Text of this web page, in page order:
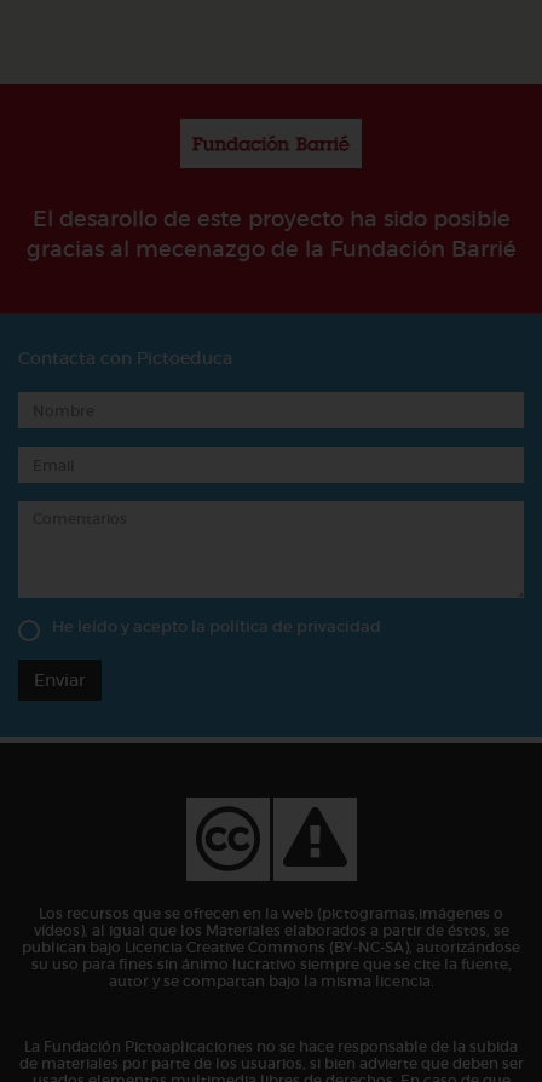
El desarollo de este proyecto ha sido posible
gracias al mecenazgo de la Fundación Barrié
Contacta con Pictoeduca
He leído y acepto la política de privacidad
Enviar
Los recursos que se ofrecen en la web (pictogramas,imágenes o
vídeos), al igual que los Materiales elaborados a partir de éstos, se
publican bajo Licencia Creative Commons (BY-NC-SA), autorizándose
su uso para fines sin ánimo lucrativo siempre que se cite la fuente,
autor y se compartan bajo la misma licencia.
La Fundación Pictoaplicaciones no se hace responsable de la subida
de materiales por parte de los usuarios, si bien advierte que deben ser